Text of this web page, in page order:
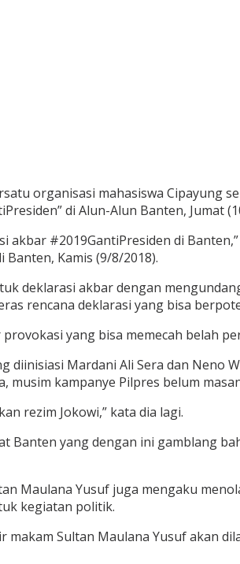
organisasi mahasiswa Cipayung
di Alun-Alun Banten, Jumat
akbar #2019GantiPresiden di
Kamis (9/8/2018).
deklarasi akbar dengan
rencana deklarasi yang bisa
yang bisa memecah belah
diinisiasi Mardani Ali Sera dan
musim kampanye Pilpres belum
rezim Jokowi,” kata dia lagi.
Banten yang dengan ini gamblang
Maulana Yusuf juga mengaku
kegiatan politik.
Sultan Maulana Yusuf akan